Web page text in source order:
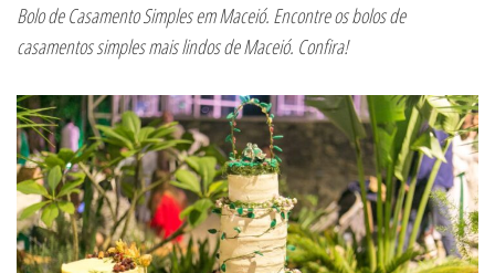
Bolo de Casamento Simples em Maceió. Encontre os bolos de
casamentos simples mais lindos de Maceió. Confira!